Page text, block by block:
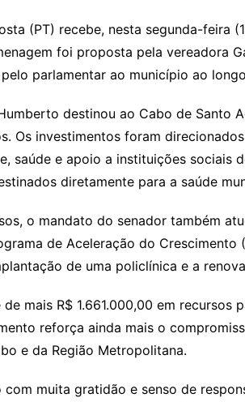
(PT) recebe, nesta segunda-feira
foi proposta pela vereadora
parlamentar ao município ao
destinou ao Cabo de Santo
Os investimentos foram
saúde e apoio a instituições sociais
diretamente para a saúde
o mandato do senador também
de Aceleração do Crescimento
de uma policlínica e a
mais R$ 1.661.000,00 em recursos
reforça ainda mais o
e da Região Metropolitana.
com muita gratidão e senso de